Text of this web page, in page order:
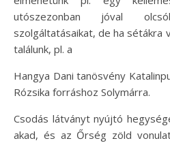
utószezonban jóval
szolgáltatásaikat, de ha sétákra
találunk, pl. a
Hangya Dani tanösvény
Rózsika forráshoz Solymárra.
Csodás látványt nyújtó
akad, és az Őrség zöld